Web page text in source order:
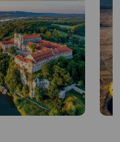
każdej wycieczki i z
a mianowicie wolno
kontroli. Nie
jednej wycieczki
10 razy przy czym w
z trzema
nikt nie widzi w
do tragedii.